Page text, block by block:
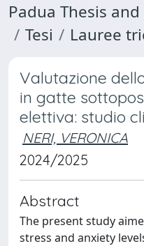
Padua Thesis
Tesi
Lauree
Valutazione
in gatte
elettiva: studio
NERI, VERONICA
2024/2025
Abstract
The present study
stress and anxiety